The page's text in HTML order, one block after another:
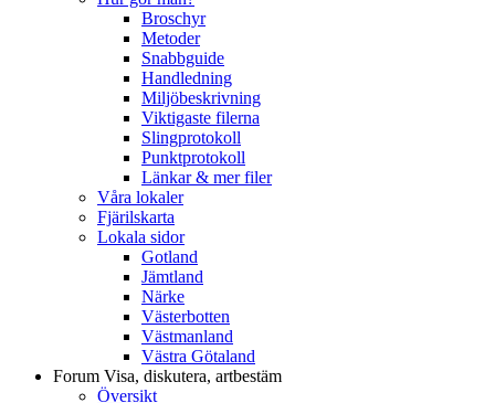
Broschyr
Metoder
Snabbguide
Handledning
Miljöbeskrivning
Viktigaste filerna
Slingprotokoll
Punktprotokoll
Länkar & mer filer
Våra lokaler
Fjärilskarta
Lokala sidor
Gotland
Jämtland
Närke
Västerbotten
Västmanland
Västra Götaland
Forum Visa, diskutera, artbestäm
Översikt